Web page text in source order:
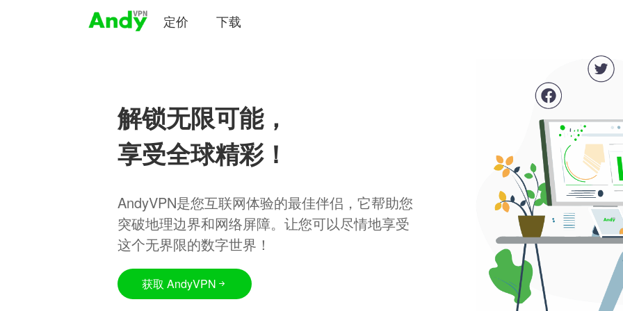
定价 下载
解锁无限可能，
享受全球精彩！
AndyVPN是您互联网体验的最佳伴侣，它帮助您
突破地理边界和网络屏障。让您可以尽情地享受
这个无界限的数字世界！
获取 AndyVPN